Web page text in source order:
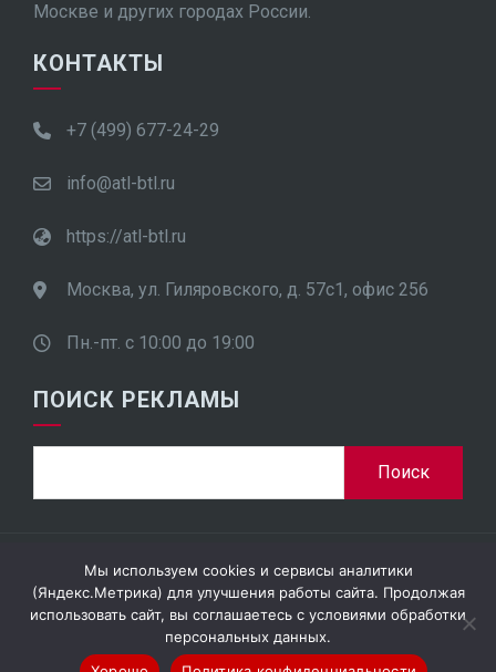
Москве и других городах России.
КОНТАКТЫ
+7 (499) 677-24-29
info@atl-btl.ru
https://atl-btl.ru
Москва, ул. Гиляровского, д. 57с1, офис 256
Пн.-пт. с 10:00 до 19:00
ПОИСК РЕКЛАМЫ
ООО "ПроСтар Плюс", ИНН 7701948452
Мы используем cookies и сервисы аналитики
(Яндекс.Метрика) для улучшения работы сайта. Продолжая
использовать сайт, вы соглашаетесь с условиями обработки
персональных данных.